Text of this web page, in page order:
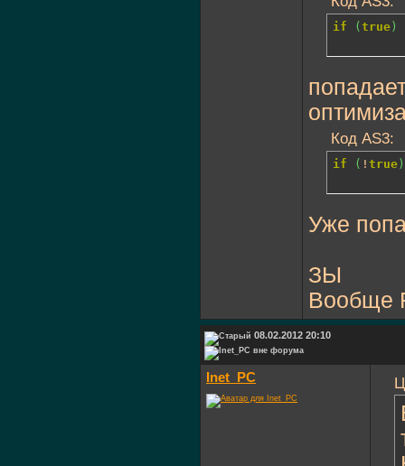
if ( true )
Код AS3:
if ( ! true )
Уже
ЗЫ
Вообще
08.02.2012 20:10
Inet_PC